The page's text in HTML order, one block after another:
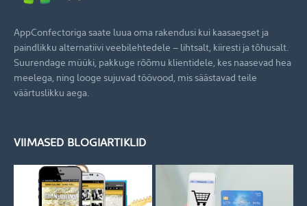
AppConfectoriga saate luua oma rakendusi kui kaasaegset ja
paindlikku alternatiivi veebilehtedele – lihtsalt, kiiresti ja tõhusalt.
Suurendage müüki, pakkuge rõõmu klientidele, kes naasevad hea
meelega, ning looge sujuvad töövood, mis säästavad teile
väärtuslikku aega.
VIIMASED BLOGIARTIKLID